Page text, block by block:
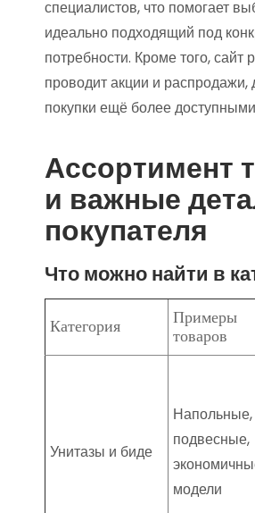
специалистов, что помогает
идеально подходящий под
потребности. Кроме того, сайт
проводит акции и
покупки ещё более
Ассортимент
и важные
покупателя
Что можно найти в
Категория
Примеры
товаров
Унитазы и биде
Напольные,
подвесные,
модели